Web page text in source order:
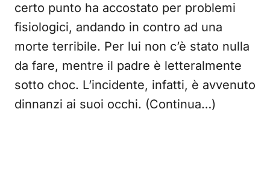
certo punto ha accostato per problemi
fisiologici, andando in contro ad una
morte terribile. Per lui non c’è stato nulla
da fare, mentre il padre è letteralmente
sotto choc. L’incidente, infatti, è avvenuto
dinnanzi ai suoi occhi. (Continua…)